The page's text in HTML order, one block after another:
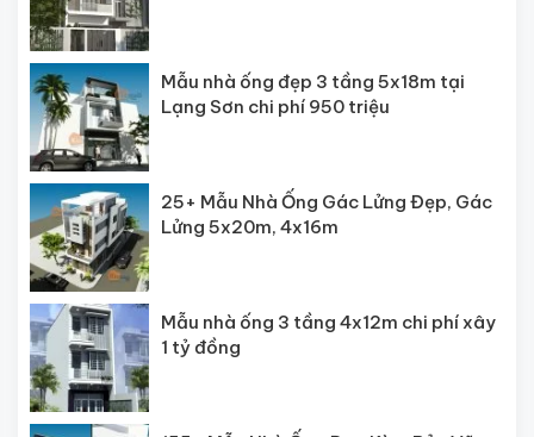
Mẫu nhà ống đẹp 3 tầng 5x18m tại
Lạng Sơn chi phí 950 triệu
25+ Mẫu Nhà Ống Gác Lửng Đẹp, Gác
Lửng 5x20m, 4x16m
Mẫu nhà ống 3 tầng 4x12m chi phí xây
1 tỷ đồng